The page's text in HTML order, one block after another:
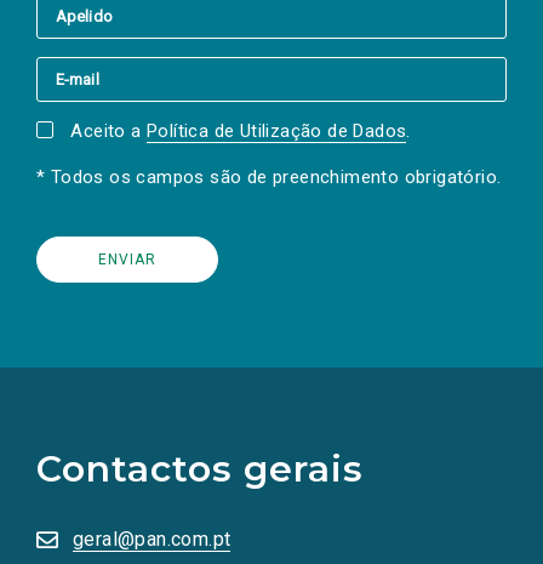
Aceito a Política de Utilização de Dados.
* Todos os campos são de preenchimento obrigatório.
Contactos gerais
geral@pan.com.pt
redes
sociais
numa
nova